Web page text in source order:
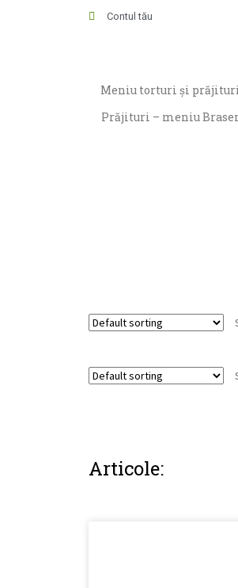
Contul tău
Meniu torturi și
Prăjituri – meniu
Articole: